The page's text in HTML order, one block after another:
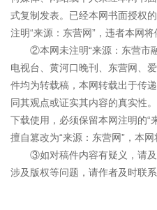
式复制发表。已经本网书面授权
注明“来源：东营网”，违者本网将
②本网未注明“来源：东营市
电视台、黄河口晚刊、东营网、
件均为转载稿，本网转载出于传
同其观点或证实其内容的真实性
下载使用，必须保留本网注明的“
擅自篡改为“来源：东营网”，本网
③如对稿件内容有疑义，请
涉及版权等问题，请作者及时联系